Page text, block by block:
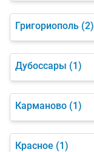
Григориополь (2)
Дубоссары (1)
Карманово (1)
Красное (1)